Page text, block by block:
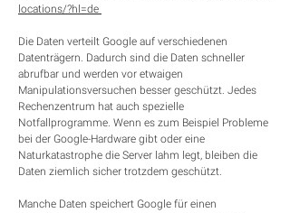
locations/?hl=de
Die Daten verteilt Google auf verschiedenen
Datenträgern. Dadurch sind die Daten schneller
abrufbar und werden vor etwaigen
Manipulationsversuchen besser geschützt. Jedes
Rechenzentrum hat auch spezielle
Notfallprogramme. Wenn es zum Beispiel Probleme
bei der Google-Hardware gibt oder eine
Naturkatastrophe die Server lahm legt, bleiben die
Daten ziemlich sicher trotzdem geschützt.
Manche Daten speichert Google für einen